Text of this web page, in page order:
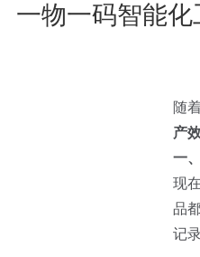
一物一码智能
随
产
一
现
品
记录